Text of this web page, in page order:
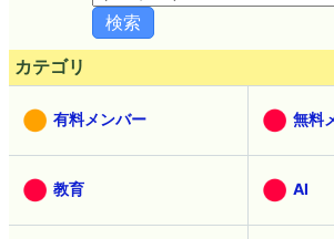
カテゴリ
有料メンバー 無料
教育 AI